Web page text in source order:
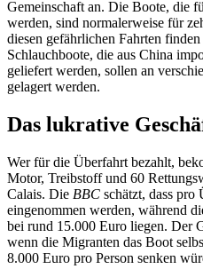
Gemeinschaft an. Die Boote, die
werden, sind normalerweise für
diesen gefährlichen Fahrten
Schlauchboote, die aus China
geliefert werden, sollen an
gelagert werden.
Das lukrative
Wer für die Überfahrt bezahlt,
Motor, Treibstoff und 60
Calais. Die BBC schätzt, dass
eingenommen werden, während
bei rund 15.000 Euro liegen. Der
wenn die Migranten das Boot
8.000 Euro pro Person senken